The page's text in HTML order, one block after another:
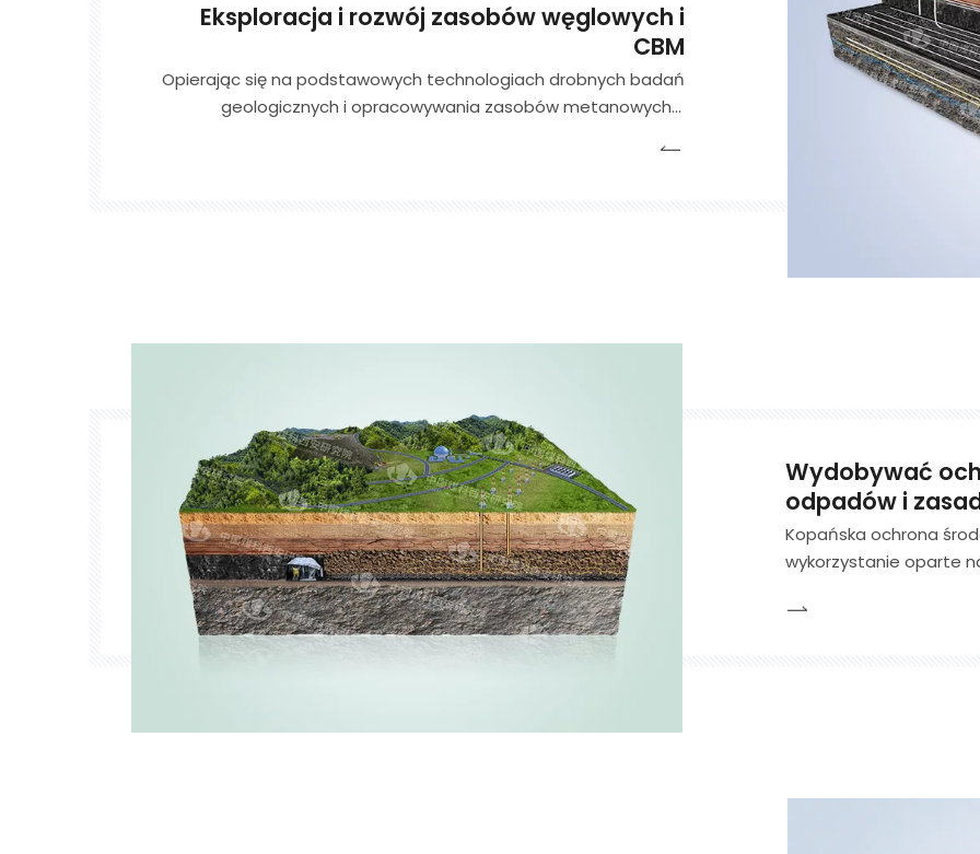
Eksploracja i rozwój zasobów węglowych i
CBM
Opierając się na podstawowych technologiach drobnych badań
geologicznych i opracowywania zasobów metanowych z
Wydobywać
odpadów i
Kopańska ochrona
wykorzystanie oparte
przemysłowej